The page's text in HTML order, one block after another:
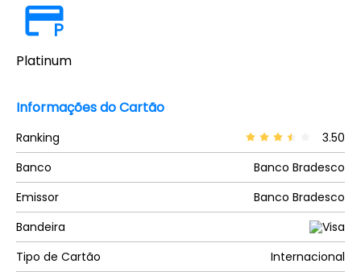
P
Platinum
Informações do Cartão
Ranking
3.50
Banco
Banco Bradesco
Emissor
Banco Bradesco
Bandeira
Tipo de Cartão
Internacional